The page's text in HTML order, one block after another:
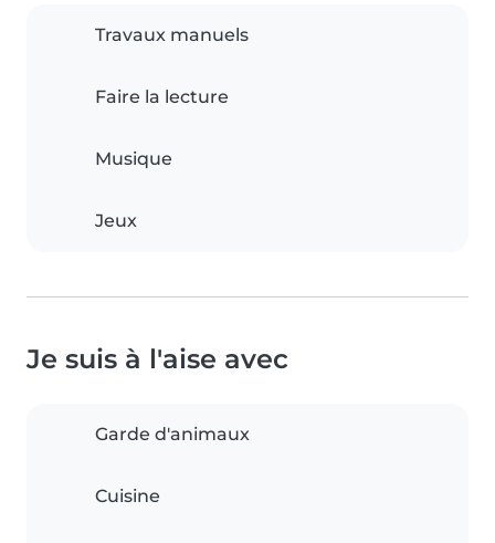
Travaux manuels
Faire la lecture
Musique
Jeux
Je suis à l'aise avec
Garde d'animaux
Cuisine